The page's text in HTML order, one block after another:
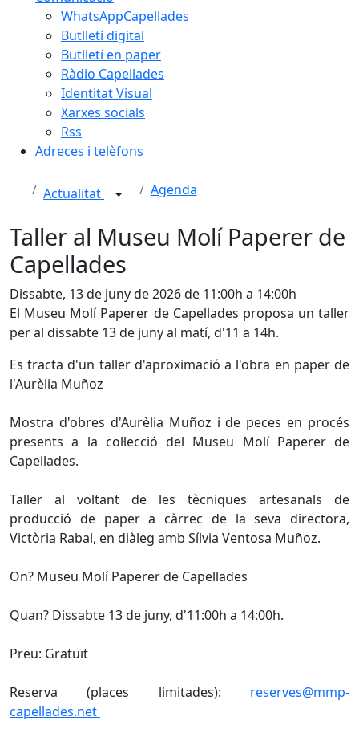
WhatsAppCapellades
Butlletí digital
Butlletí en paper
Ràdio Capellades
Identitat Visual
Xarxes socials
Rss
Adreces i telèfons
Actualitat Agenda
Taller al Museu Molí Paperer de
Capellades
Dissabte, 13 de juny de 2026 de 11:00h a 14:00h
El Museu Molí Paperer de Capellades proposa un taller
per al dissabte 13 de juny al matí, d'11 a 14h.
Es tracta d'un taller d'aproximació a l'obra en paper de
l'Aurèlia Muñoz
Mostra d'obres d'Aurèlia Muñoz i de peces en procés
presents a la col·lecció del Museu Molí Paperer de
Capellades.
Taller al voltant de les tècniques artesanals de
producció de paper a càrrec de la seva directora,
Victòria Rabal, en diàleg amb Sílvia Ventosa Muñoz.
On? Museu Molí Paperer de Capellades
Quan? Dissabte 13 de juny, d'11:00h a 14:00h.
Preu: Gratuït
Reserva (places limitades): reserves@mmp-
capellades.net